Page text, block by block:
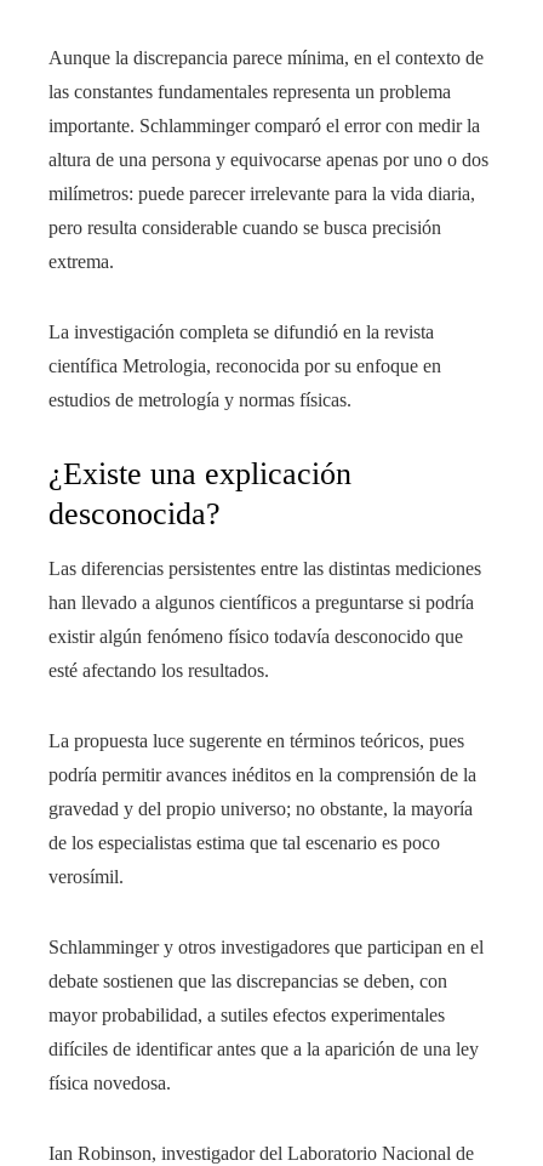
Aunque la discrepancia parece mínima, en el contexto de
las constantes fundamentales representa un problema
importante. Schlamminger comparó el error con medir la
altura de una persona y equivocarse apenas por uno o dos
milímetros: puede parecer irrelevante para la vida diaria,
pero resulta considerable cuando se busca precisión
extrema.
La investigación completa se difundió en la revista
científica Metrologia, reconocida por su enfoque en
estudios de metrología y normas físicas.
¿Existe una explicación
desconocida?
Las diferencias persistentes entre las distintas mediciones
han llevado a algunos científicos a preguntarse si podría
existir algún fenómeno físico todavía desconocido que
esté afectando los resultados.
La propuesta luce sugerente en términos teóricos, pues
podría permitir avances inéditos en la comprensión de la
gravedad y del propio universo; no obstante, la mayoría
de los especialistas estima que tal escenario es poco
verosímil.
Schlamminger y otros investigadores que participan en el
debate sostienen que las discrepancias se deben, con
mayor probabilidad, a sutiles efectos experimentales
difíciles de identificar antes que a la aparición de una ley
física novedosa.
Ian Robinson, investigador del Laboratorio Nacional de